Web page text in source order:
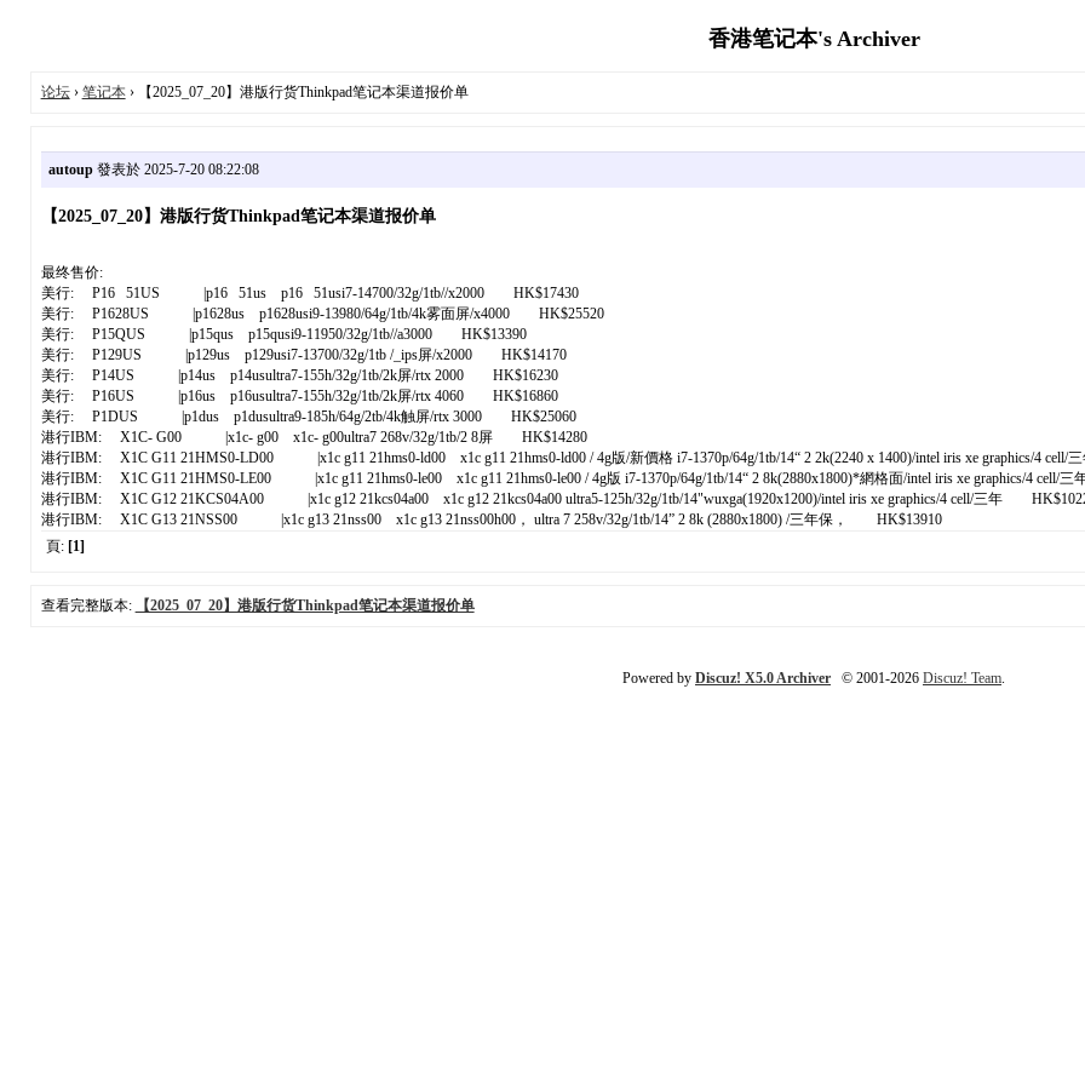
香港笔记本's Archiver
论坛› 笔记本› 【2025_07_20】港版行货Thinkpad笔记本渠道报价单
autoup發表於 2025-7-20 08:22:08
【2025_07_20】港版行货Thinkpad笔记本渠道报价单
最终售价:
美行: P16 51US |p16 51us p16 51usi7-14700/32g/1tb//x2000 HK$17430
美行: P1628US |p1628us p1628usi9-13980/64g/1tb/4k雾面屏/x4000 HK$25520
美行: P15QUS |p15qus p15qusi9-11950/32g/1tb//a3000 HK$13390
美行: P129US |p129us p129usi7-13700/32g/1tb /_ips屏/x2000 HK$14170
美行: P14US |p14us p14usultra7-155h/32g/1tb/2k屏/rtx 2000 HK$16230
美行: P16US |p16us p16usultra7-155h/32g/1tb/2k屏/rtx 4060 HK$16860
美行: P1DUS |p1dus p1dusultra9-185h/64g/2tb/4k触屏/rtx 3000 HK$25060
港行IBM: X1C- G00 |x1c- g00 x1c- g00ultra7 268v/32g/1tb/2 8屏 HK$14280
港行IBM: X1C G11 21HMS0-LD00 |x1c g11 21hms0-ld00 x1c g11 21hms0-ld00 / 4g版/新價格 i7-1370p/64g/1tb/14“ 2 2k(2240 x 1400)/intel iris xe graphics/4
港行IBM: X1C G11 21HMS0-LE00 |x1c g11 21hms0-le00 x1c g11 21hms0-le00 / 4g版 i7-1370p/64g/1tb/14“ 2 8k(2880x1800)*網格面/intel iris xe graphics/4 cell/
港行IBM: X1C G12 21KCS04A00 |x1c g12 21kcs04a00 x1c g12 21kcs04a00 ultra5-125h/32g/1tb/14"wuxga(1920x1200)/intel iris xe graphics/4 cell/三年
港行IBM: X1C G13 21NSS00 |x1c g13 21nss00 x1c g13 21nss00h00， ultra 7 258v/32g/1tb/14” 2 8k (2880x1800) /三年保， HK$13910
頁: [1]
查看完整版本: 【2025_07_20】港版行货Thinkpad笔记本渠道报价单
Powered by Discuz! X5.0 Archiver © 2001-2026 Discuz! Team.